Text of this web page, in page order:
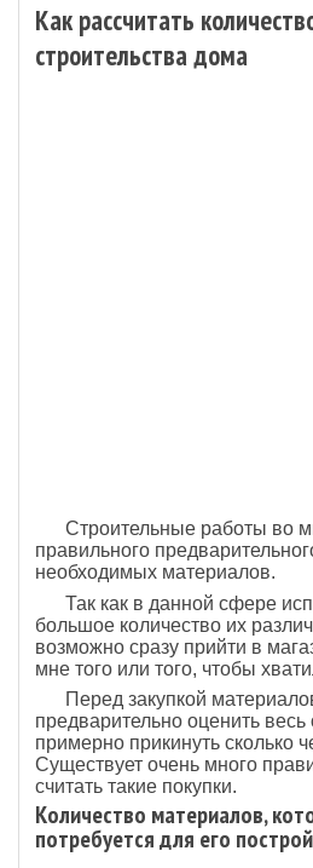
Как рассчитать
строительства дома
Строительные работы во
правильного
необходимых материалов.
Так как в данной сфере
большое количество их
возможно сразу прийти в
мне того или того, чтобы
Перед закупкой
предварительно оценить
примерно прикинуть сколько
Существует очень много
считать такие покупки.
Количество материалов,
потребуется для его